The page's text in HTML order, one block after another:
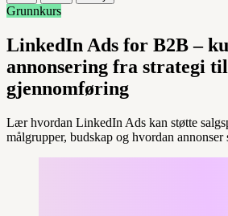
Grunnkurs
LinkedIn Ads for B2B –
annonsering fra strategi til
gjennomføring
Lær hvordan LinkedIn Ads kan støtte
målgrupper, budskap og hvordan annonser